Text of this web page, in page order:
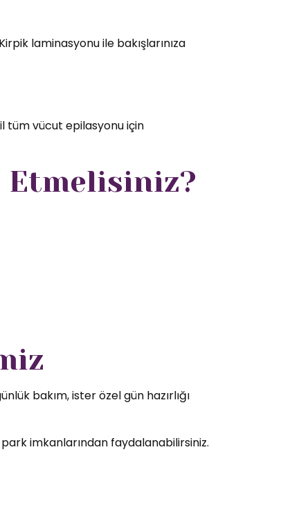
laminasyonu ile bakışlarınıza
tüm vücut epilasyonu için
Etmelisiniz?
bakım, ister özel gün hazırlığı
imkanlarından faydalanabilirsiniz.